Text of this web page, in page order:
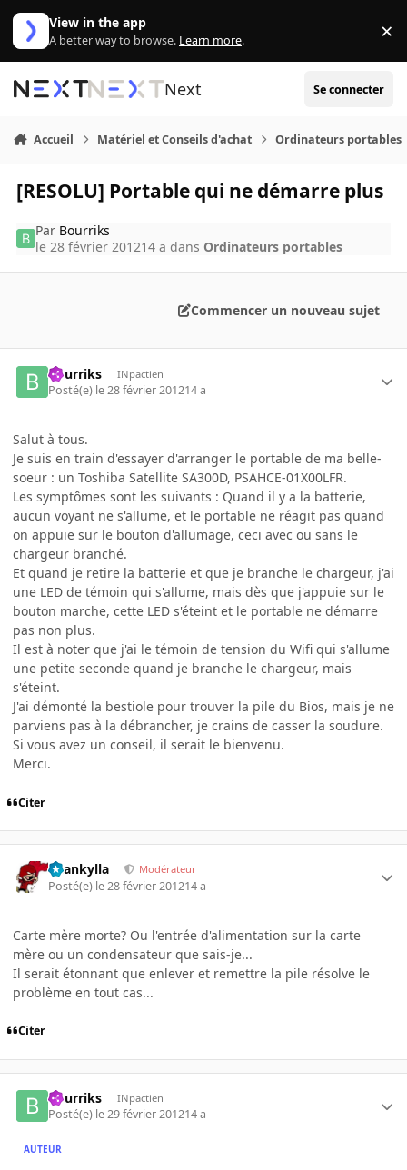
Aller au contenu
View in the app
A better way to browse. Learn more. ×
Next Se connecter
Accueil Matériel et Conseils d'achat Ordinateurs portables
[RESOLU] Portable qui ne démarre plus
Par Bourriks
le 28 février 201214 a dans Ordinateurs portables
Commencer un nouveau sujet
Bourriks INpactien
Posté(e) le 28 février 201214 a
Salut à tous.
Je suis en train d'essayer d'arranger le portable de ma belle-
soeur : un Toshiba Satellite SA300D, PSAHCE-01X00LFR.
Les symptômes sont les suivants : Quand il y a la batterie,
aucun voyant ne s'allume, et le portable ne réagit pas quand
on appuie sur le bouton d'allumage, ceci avec ou sans le
chargeur branché.
Et quand je retire la batterie et que je branche le chargeur, j'ai
une LED de témoin qui s'allume, mais dès que j'appuie sur le
bouton marche, cette LED s'éteint et le portable ne démarre
pas non plus.
Il est à noter que j'ai le témoin de tension du Wifi qui s'allume
une petite seconde quand je branche le chargeur, mais
s'éteint.
J'ai démonté la bestiole pour trouver la pile du Bios, mais je ne
parviens pas à la débrancher, je crains de casser la soudure.
Si vous avez un conseil, il serait le bienvenu.
Merci.
Citer
beankylla Modérateur
Posté(e) le 28 février 201214 a
Carte mère morte? Ou l'entrée d'alimentation sur la carte
mère ou un condensateur que sais-je...
Il serait étonnant que enlever et remettre la pile résolve le
problème en tout cas...
Citer
Bourriks INpactien
Posté(e) le 29 février 201214 a
AUTEUR